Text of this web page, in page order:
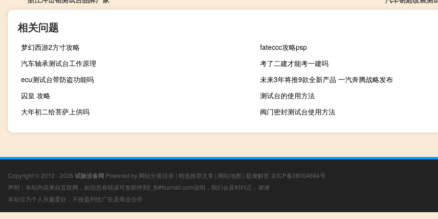
相关问题
梦幻西游2方寸攻略
fateccc攻略psp
汽车轴承测试台工作原理
考了二建才能考一建吗
ecu测试台带防盗功能吗
未来3年将推9款全新产品 一汽奔腾战略发布
囚皇 攻略
测试台的使用方法
大年初二给菩萨上供吗
阀门密封测试台使用方法
Copyright © 2012 - 2026 试验设备网 Powered by 网站分类目录 | 精选推荐文章 | 网站地图 | 疑难解答 京ICP备08004694号
声明：本站内容来自互联网，如信息有错误可发邮件到f_fb#foxmail.com说明，我们会及时纠正，谢谢
本站仅为个人兴趣爱好，不接盈利性广告及商业合作